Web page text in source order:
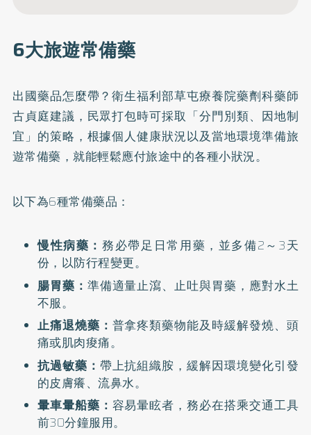
6大旅遊常備藥
出國藥品怎麼帶？衛生福利部草屯療養院藥劑科藥師
古貞庭建議，民眾打包時可採取「分門別類、因地制
宜」的策略，根據個人健康狀況以及當地環境準備旅
遊常備藥，就能輕鬆應付旅途中的各種小狀況。
以下為6種常備藥品：
慢性病藥：務必帶足日常用藥，並多備2～3天
份，以防行程變更。
腸胃藥： 準備適量止瀉、止吐與胃藥，應對水土
不服。
止痛退燒藥： 普拿疼類藥物能及時緩解發燒、頭
痛或肌肉痠痛。
抗過敏藥： 帶上抗組織胺，緩解因環境變化引發
的皮膚癢、流鼻水。
暈車暈船藥： 容易暈眩者，務必在搭乘交通工具
前30分鐘服用。